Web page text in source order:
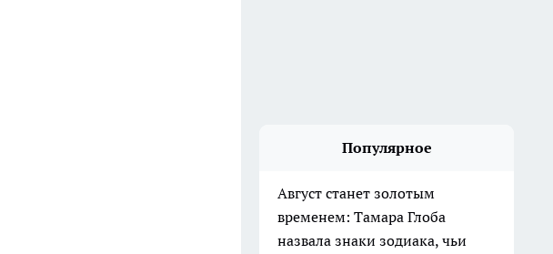
Популярное
Август станет золотым
временем: Тамара Глоба
назвала знаки зодиака, чьи